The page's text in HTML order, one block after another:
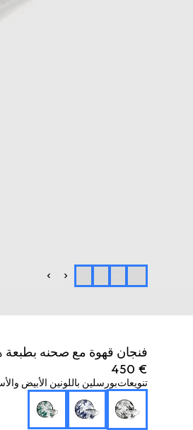
فنجان قهوة مع صحنه بطبعة
€ 450
تنويعاتبورسلين باللونين الأبيض